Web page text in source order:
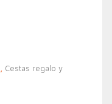
Cestas regalo y